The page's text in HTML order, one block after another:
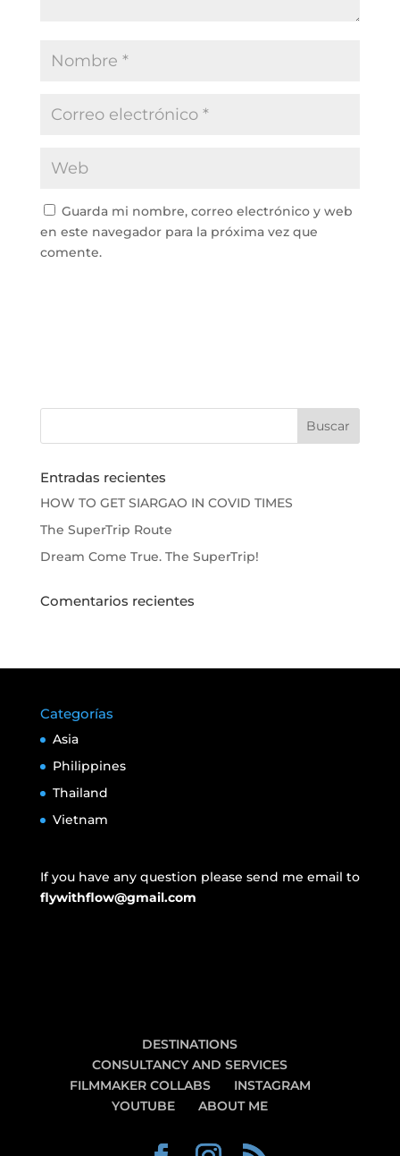
Guarda mi nombre, correo electrónico y web
en este navegador para la próxima vez que
comente.
Entradas recientes
HOW TO GET SIARGAO IN COVID TIMES
The SuperTrip Route
Dream Come True. The SuperTrip!
Comentarios recientes
Categorías
Asia
Philippines
Thailand
Vietnam
If you have any question please send me email to
flywithflow@gmail.com
DESTINATIONS
CONSULTANCY AND SERVICES
FILMMAKER COLLABS
INSTAGRAM
YOUTUBE
ABOUT ME